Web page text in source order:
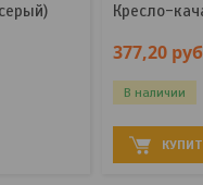
Кресло-
377,20
В наличии